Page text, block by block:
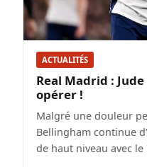
ACTUALITÉS
Real Madrid :
opérer !
Malgré une douleur
Bellingham continue
de haut niveau avec